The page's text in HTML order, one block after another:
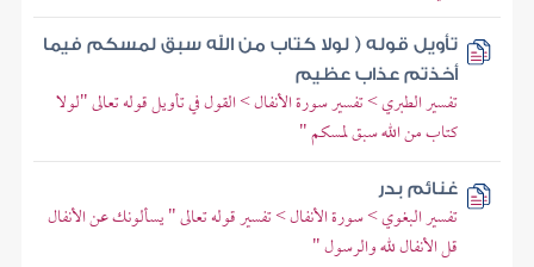
تأويل قوله ( لولا كتاب من الله سبق لمسكم فيما
أخذتم عذاب عظيم
تفسير الطبري > تفسير سورة الأنفال > القول في تأويل قوله تعالى "لولا
كتاب من الله سبق لمسكم "
غنائم بدر
تفسير البغوي > سورة الأنفال > تفسير قوله تعالى " يسألونك عن الأنفال
قل الأنفال لله والرسول "